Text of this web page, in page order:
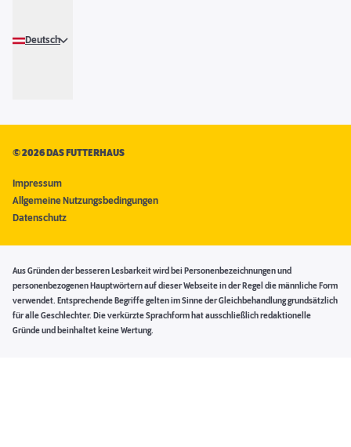
Deutsch
©2026 DAS FUTTERHAUS
Impressum
Allgemeine Nutzungsbedingungen
Datenschutz
Aus Gründen der besseren Lesbarkeit wird bei Personenbezeichnungen und
personenbezogenen Hauptwörtern auf dieser Webseite in der Regel die männliche Form
verwendet. Entsprechende Begriffe gelten im Sinne der Gleichbehandlung grundsätzlich
für alle Geschlechter. Die verkürzte Sprachform hat ausschließlich redaktionelle
Gründe und beinhaltet keine Wertung.